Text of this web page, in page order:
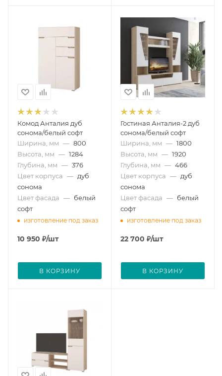
Комод Анталия дуб
сонома/белый софт
Ширина, мм — 800
Высота, мм — 1284
Глубина, мм — 376
Цвет корпуса — дуб
сонома
Цвет фасада — белый
софт
изготовление под заказ
10 950 ₽/шт
В КОРЗИНУ
Гостиная Анталия-2 дуб
сонома/белый софт
Ширина, мм — 1800
Высота, мм — 1920
Глубина, мм — 466
Цвет корпуса — дуб
сонома
Цвет фасада — белый
софт
изготовление под заказ
22 700 ₽/шт
В КОРЗИНУ